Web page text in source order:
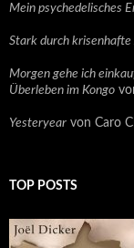
Mein psychedelisches
Stark durch krisenhafte
Morgen gehe ich
Überleben im Kongo
Yesteryear von Caro
TOP POSTS